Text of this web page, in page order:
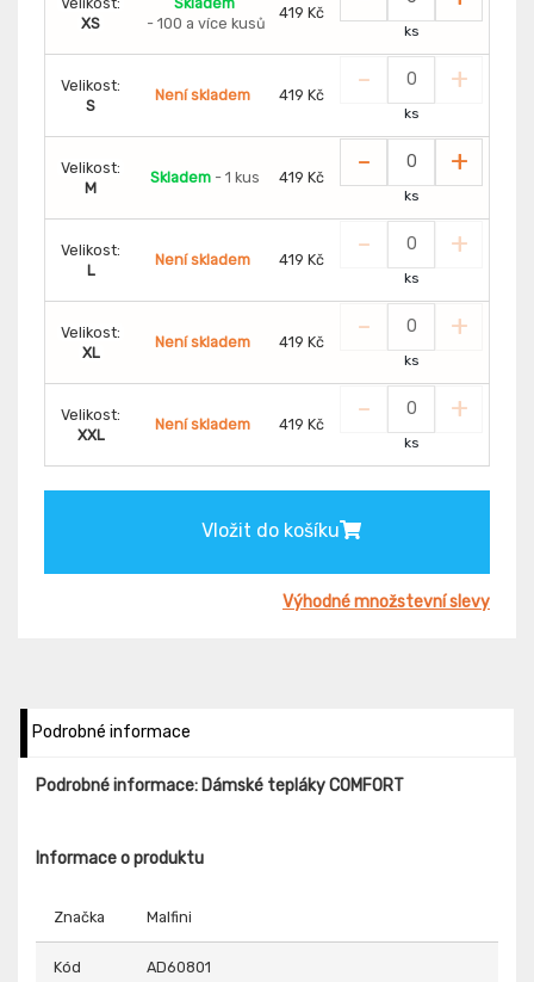
XS
- 100 a více kusů
419 Kč
ks
Velikost:
S
Není skladem 419 Kč - +
ks
Velikost:
M
Skladem - 1 kus 419 Kč - +
ks
Velikost:
L
Není skladem 419 Kč - +
ks
Velikost:
XL
Není skladem 419 Kč - +
ks
Velikost:
XXL
Není skladem 419 Kč - +
ks
Vložit do košíku
Výhodné množstevní slevy
Podrobné informace
Podrobné informace: Dámské tepláky COMFORT
Informace o produktu
Značka Malfini
Kód AD60801